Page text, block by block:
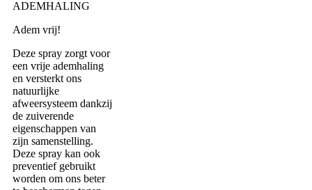
ADEMHALING
Adem vrij!
Deze spray zorgt voor
een vrije ademhaling
en versterkt ons
natuurlijke
afweersysteem dankzij
de zuiverende
eigenschappen van
zijn samenstelling.
Deze spray kan ook
preventief gebruikt
worden om ons beter